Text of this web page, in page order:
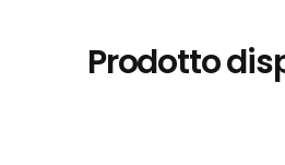
Prodotto